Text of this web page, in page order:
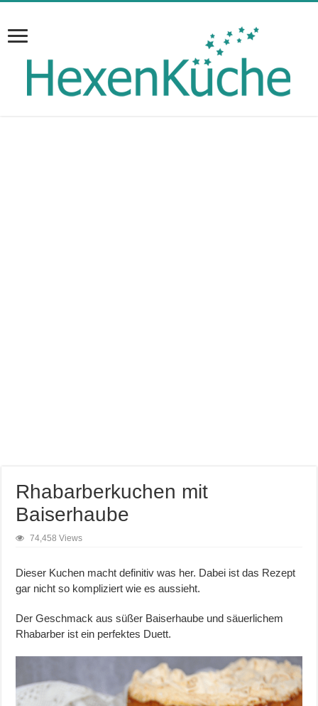
Rhabarberkuchen mit
Baiserhaube
74,458 Views
Dieser Kuchen macht definitiv was her. Dabei ist das Rezept
gar nicht so kompliziert wie es aussieht.
Der Geschmack aus süßer Baiserhaube und säuerlichem
Rhabarber ist ein perfektes Duett.